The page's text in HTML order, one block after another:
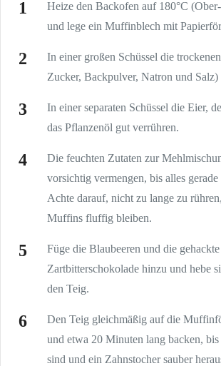
Heize den Backofen auf 180°C
und lege ein Muffinblech mit
In einer großen Schüssel die
Zucker, Backpulver, Natron und Salz)
In einer separaten Schüssel die Eier,
das Pflanzenöl gut verrühren.
Die feuchten Zutaten zur
vorsichtig vermengen, bis alles gerade
Achte darauf, nicht zu lange zu
Muffins fluffig bleiben.
Füge die Blaubeeren und die gehackte
Zartbitterschokolade hinzu und hebe
den Teig.
Den Teig gleichmäßig auf die
und etwa 20 Minuten lang backen,
sind und ein Zahnstocher sauber